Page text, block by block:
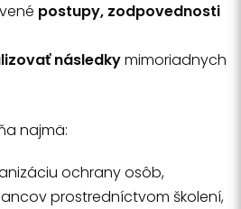
postupy, zodpovednosti
následkymimoriadnych
najmä:
ochrany osôb,
prostredníctvom školení,